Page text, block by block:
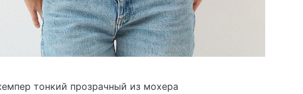
тонкий прозрачный из мохера